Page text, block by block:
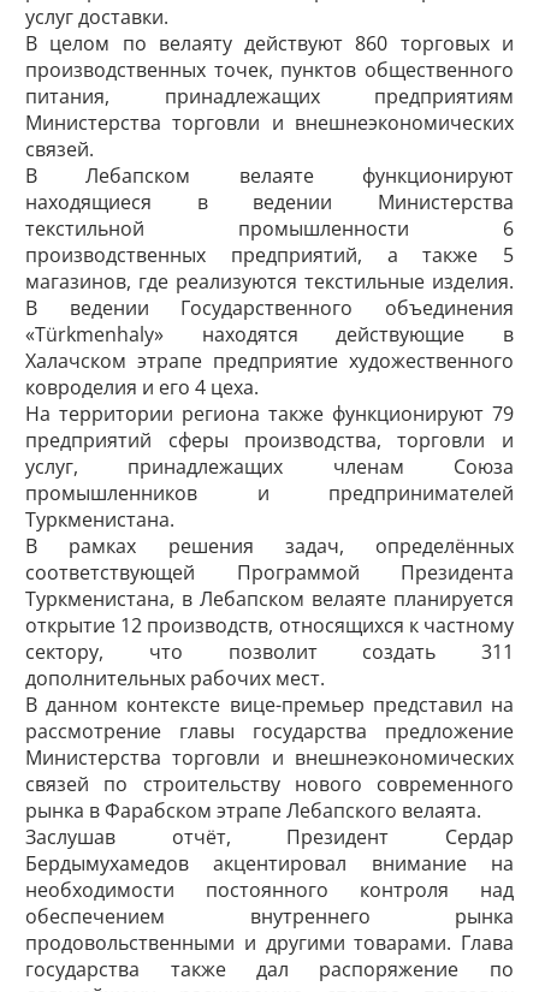
услуг доставки.
В целом по велаяту действуют 860 торговых и
производственных точек, пунктов общественного
питания, принадлежащих предприятиям
Министерства торговли и внешне­экономических
связей.
В Лебапском велаяте функционируют
находящиеся в ведении Министерства
текстильной промышленности 6
производственных предприятий, а также 5
магазинов, где реализуются текстильные изделия.
В ведении Государственного объединения
«Türkmenhaly» находятся действующие в
Халачском этрапе предприятие художественного
ковроделия и его 4 цеха.
На территории региона также функционируют 79
предприятий сферы производства, торговли и
услуг, принадлежащих членам Союза
промышленников и предпринимателей
Туркменистана.
В рамках решения задач, определённых
соответствующей Программой Президента
Туркменистана, в Лебапском велаяте планируется
открытие 12 производств, относящихся к частному
сектору, что позволит создать 311
дополнительных рабочих мест.
В данном контексте вице-премьер представил на
рассмотрение главы государства предложение
Министерства торговли и внешнеэкономических
связей по строительству нового современного
рынка в Фарабском этрапе Лебапского велаята.
Заслушав отчёт, Президент Сердар
Бердымухамедов акцентировал внимание на
необходимости постоянного контроля над
обеспечением внутреннего рынка
продовольственными и другими товарами. Глава
государства также дал распоряжение по